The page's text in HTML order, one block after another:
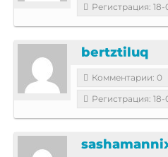
Регистрация: 18-
bertztiluq
Комментарии: 0
Регистрация: 18-